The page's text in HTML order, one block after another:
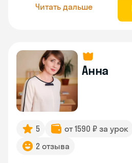
Читать дальше
Анна
5 от 1590 ₽ за урок
2 отзыва